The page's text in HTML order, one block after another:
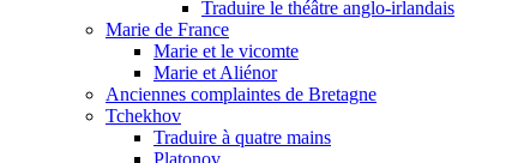
Traduire le théâtre anglo-irlandais
Marie de France
Marie et le vicomte
Marie et Aliénor
Anciennes complaintes de Bretagne
Tchekhov
Traduire à quatre mains
Platonov